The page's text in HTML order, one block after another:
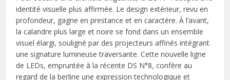
identité visuelle plus affirmée. Le design extérieur, revu en
profondeur, gagne en prestance et en caractère. À l’avant,
la calandre plus large et noire se fond dans un ensemble
visuel élargi, souligné par des projecteurs affinés intégrant
une signature lumineuse traversante. Cette nouvelle ligne
de LEDs, empruntée à la récente DS N°8, confère au
regard de la berline une expression technologique et